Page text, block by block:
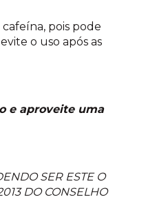
pois pode
o uso após as
e aproveite uma
SER ESTE O
DO CONSELHO